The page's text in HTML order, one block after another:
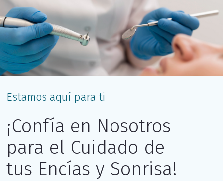
Estamos aquí para ti
¡Confía en Nosotros
para el Cuidado de
tus Encías y Sonrisa!